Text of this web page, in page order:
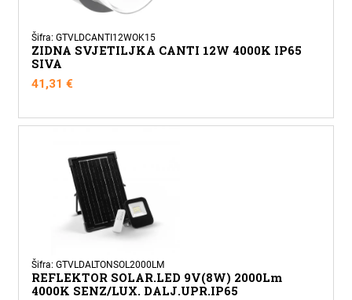
Šifra: GTVLDCANTI12WOK15
ZIDNA SVJETILJKA CANTI 12W 4000K IP65
SIVA
41,31€
Šifra: GTVLDALTONSOL2000LM
REFLEKTOR SOLAR.LED 9V(8W) 2000Lm
4000K SENZ/LUX. DALJ.UPR.IP65